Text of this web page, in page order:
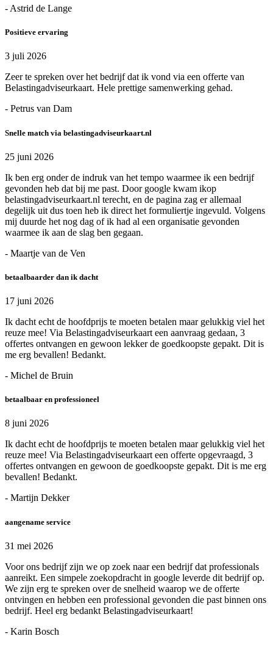
- Astrid de Lange
Positieve ervaring
3 juli 2026
Zeer te spreken over het bedrijf dat ik vond via een offerte van
Belastingadviseurkaart. Hele prettige samenwerking gehad.
- Petrus van Dam
Snelle match via belastingadviseurkaart.nl
25 juni 2026
Ik ben erg onder de indruk van het tempo waarmee ik een bedrijf
gevonden heb dat bij me past. Door google kwam ikop
belastingadviseurkaart.nl terecht, en de pagina zag er allemaal
degelijk uit dus toen heb ik direct het formuliertje ingevuld. Volgens
mij duurde het nog dag of ik had al een organisatie gevonden
waarmee ik aan de slag ben gegaan.
- Maartje van de Ven
betaalbaarder dan ik dacht
17 juni 2026
Ik dacht echt de hoofdprijs te moeten betalen maar gelukkig viel het
reuze mee! Via Belastingadviseurkaart een aanvraag gedaan, 3
offertes ontvangen en gewoon lekker de goedkoopste gepakt. Dit is
me erg bevallen! Bedankt.
- Michel de Bruin
betaalbaar en professioneel
8 juni 2026
Ik dacht echt de hoofdprijs te moeten betalen maar gelukkig viel het
reuze mee! Via Belastingadviseurkaart een offerte opgevraagd, 3
offertes ontvangen en gewoon de goedkoopste gepakt. Dit is me erg
bevallen! Bedankt.
- Martijn Dekker
aangename service
31 mei 2026
Voor ons bedrijf zijn we op zoek naar een bedrijf dat professionals
aanreikt. Een simpele zoekopdracht in google leverde dit bedrijf op.
We zijn erg te spreken over de snelheid waarop we de offerte
ontvingen en hebben een professional gevonden die past binnen ons
bedrijf. Heel erg bedankt Belastingadviseurkaart!
- Karin Bosch